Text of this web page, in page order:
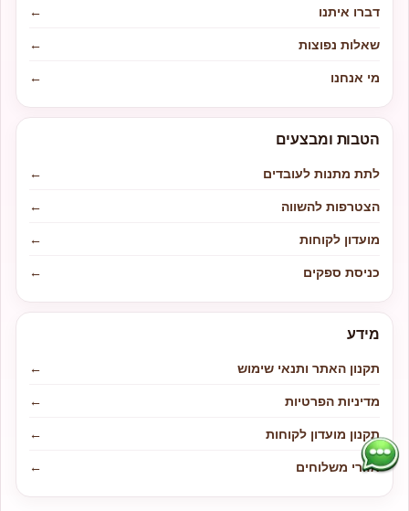
דברו איתנו
←
שאלות נפוצות
←
מי אנחנו
←
הטבות ומבצעים
לתת מתנות לעובדים
←
הצטרפות להשווה
←
מועדון לקוחות
←
כניסת ספקים
←
מידע
תקנון האתר ותנאי שימוש
←
מדיניות הפרטיות
←
תקנון מועדון לקוחות
←
אזורי משלוחים
←